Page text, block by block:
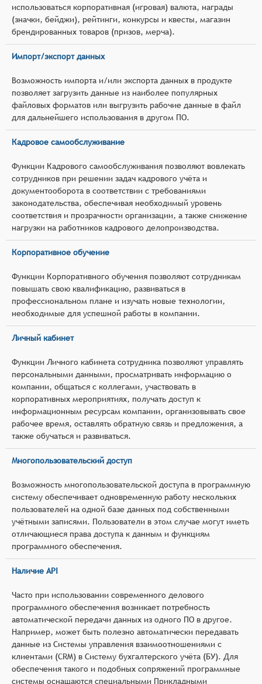
использоваться корпоративная (игровая) валюта, награды
(значки, бейджи), рейтинги, конкурсы и квесты, магазин
брендированных товаров (призов, мерча).
Импорт/экспорт данных
Возможность импорта и/или экспорта данных в продукте
позволяет загрузить данные из наиболее популярных
файловых форматов или выгрузить рабочие данные в файл
для дальнейшего использования в другом ПО.
Кадровое самообслуживание
Функции Кадрового самообслуживания позволяют вовлекать
сотрудников при решении задач кадрового учёта и
документооборота в соответствии с требованиями
законодательства, обеспечивая необходимый уровень
соответствия и прозрачности организации, а также снижение
нагрузки на работников кадрового делопроизводства.
Корпоративное обучение
Функции Корпоративного обучения позволяют сотрудникам
повышать свою квалификацию, развиваться в
профессиональном плане и изучать новые технологии,
необходимые для успешной работы в компании.
Личный кабинет
Функции Личного кабинета сотрудника позволяют управлять
персональными данными, просматривать информацию о
компании, общаться с коллегами, участвовать в
корпоративных мероприятиях, получать доступ к
информационным ресурсам компании, организовывать свое
рабочее время, оставлять обратную связь и предложения, а
также обучаться и развиваться.
Многопользовательский доступ
Возможность многопользовательской доступа в программную
систему обеспечивает одновременную работу нескольких
пользователей на одной базе данных под собственными
учётными записями. Пользователи в этом случае могут иметь
отличающиеся права доступа к данным и функциям
программного обеспечения.
Наличие API
Часто при использовании современного делового
программного обеспечения возникает потребность
автоматической передачи данных из одного ПО в другое.
Например, может быть полезно автоматически передавать
данные из Системы управления взаимоотношениями с
клиентами (CRM) в Систему бухгалтерского учёта (БУ). Для
обеспечения такого и подобных сопряжений программные
системы оснащаются специальными Прикладными